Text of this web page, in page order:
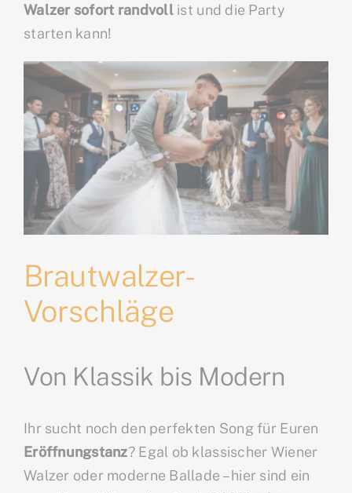
Walzer sofort randvollist und die Party
starten kann!
Brautwalzer-
Vorschläge
Von Klassik bis Modern
Ihr sucht noch den perfekten Song für Euren
Eröffnungstanz? Egal ob klassischer Wiener
Walzer oder moderne Ballade – hier sind ein